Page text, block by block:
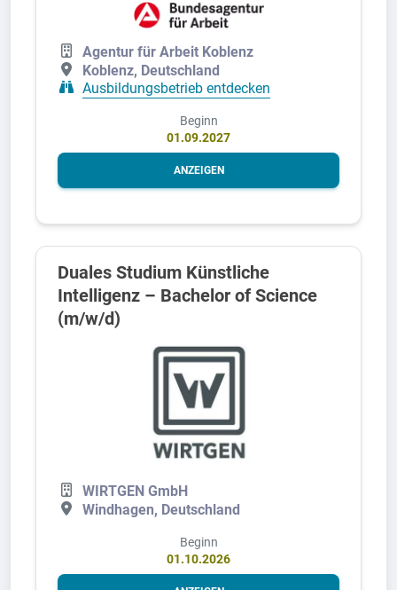
Agentur für Arbeit Koblenz
Koblenz, Deutschland
Ausbildungsbetrieb entdecken
Beginn
01.09.2027
ANZEIGEN
Duales Studium Künstliche
Intelligenz – Bachelor of Science
(m/w/d)
WIRTGEN GmbH
Windhagen, Deutschland
Beginn
01.10.2026